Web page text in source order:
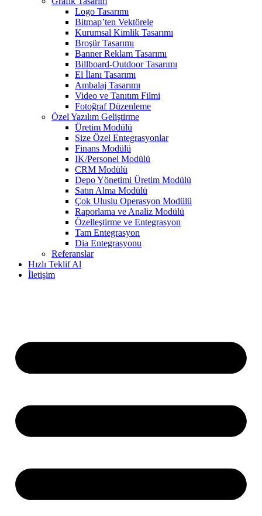
Logo Tasarımı
Bitmap’ten Vektörele
Kurumsal Kimlik Tasarımı
Broşür Tasarımı
Banner Reklam Tasarımı
Billboard-Outdoor Tasarımı
El İlanı Tasarımı
Ambalaj Tasarımı
Video ve Tanıtım Filmi
Fotoğraf Düzenleme
Özel Yazılım Geliştirme
Üretim Modülü
Size Özel Entegrasyonlar
Finans Modülü
IK/Personel Modülü
CRM Modülü
Depo Yönetimi Üretim Modülü
Satın Alma Modülü
Çok Uluslu Operasyon Modülü
Raporlama ve Analiz Modülü
Özelleştirme ve Entegrasyon
Tam Entegrasyon
Dia Entegrasyonu
Referanslar
Hızlı Teklif Al
İletişim